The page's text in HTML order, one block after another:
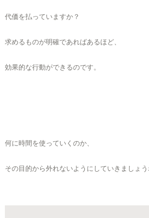
代価を払っていますか？
求めるものが明確であればあるほど、
効果的な行動ができるのです。
何に時間を使っていくのか、
その目的から外れないようにしていきましょ